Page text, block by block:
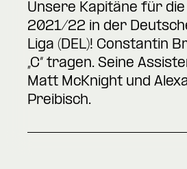
Unsere Kapitäne für die
2021/22 in der
Liga (DEL)! Constantin
„C“ tragen. Seine
Matt McKnight und
Preibisch.